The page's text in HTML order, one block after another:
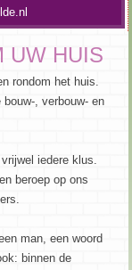
UW HUIS
rondom het huis.
, verbouw- en
iedere klus.
beroep op ons
man, een woord
binnen de